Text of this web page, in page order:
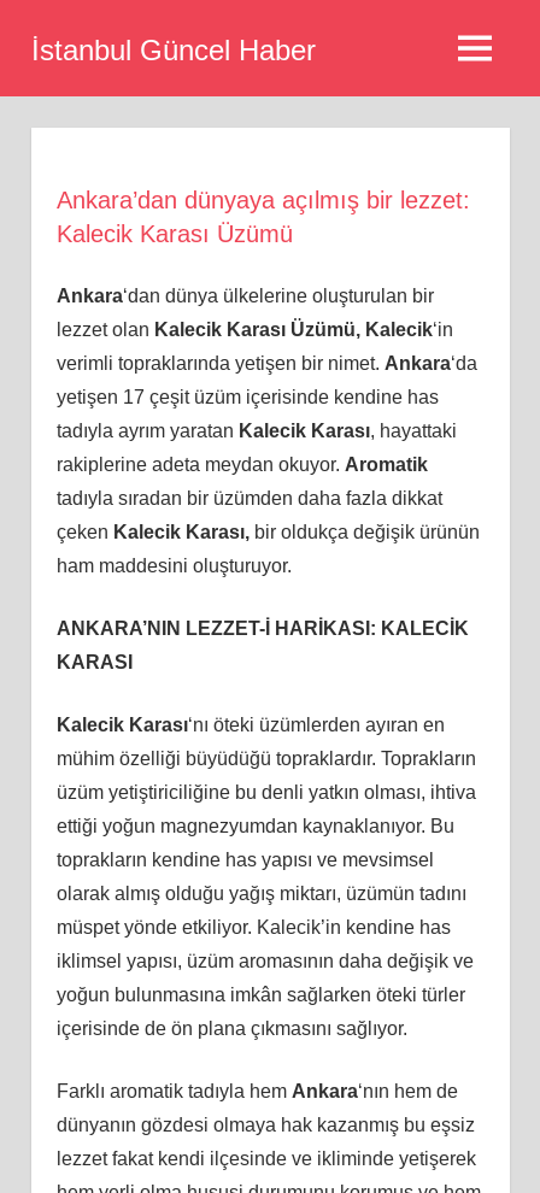
İstanbul Güncel Haber MENU
Ankara’dan dünyaya açılmış bir lezzet:
Kalecik Karası Üzümü
Ankara‘dan dünya ülkelerine oluşturulan bir
lezzet olan Kalecik Karası Üzümü, Kalecik‘in
verimli topraklarında yetişen bir nimet. Ankara‘da
yetişen 17 çeşit üzüm içerisinde kendine has
tadıyla ayrım yaratan Kalecik Karası, hayattaki
rakiplerine adeta meydan okuyor. Aromatik
tadıyla sıradan bir üzümden daha fazla dikkat
çeken Kalecik Karası,bir oldukça değişik ürünün
ham maddesini oluşturuyor.
ANKARA’NIN LEZZET-İ HARİKASI: KALECİK
KARASI
Kalecik Karası‘nı öteki üzümlerden ayıran en
mühim özelliği büyüdüğü topraklardır. Toprakların
üzüm yetiştiriciliğine bu denli yatkın olması, ihtiva
ettiği yoğun magnezyumdan kaynaklanıyor. Bu
toprakların kendine has yapısı ve mevsimsel
olarak almış olduğu yağış miktarı, üzümün tadını
müspet yönde etkiliyor. Kalecik’in kendine has
iklimsel yapısı, üzüm aromasının daha değişik ve
yoğun bulunmasına imkân sağlarken öteki türler
içerisinde de ön plana çıkmasını sağlıyor.
Farklı aromatik tadıyla hem Ankara‘nın hem de
dünyanın gözdesi olmaya hak kazanmış bu eşsiz
lezzet fakat kendi ilçesinde ve ikliminde yetişerek